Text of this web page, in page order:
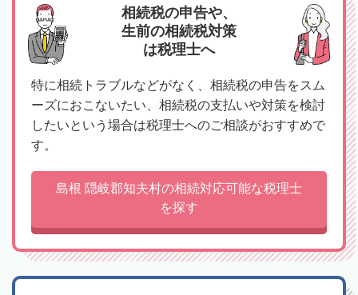
相続税の申告や、
生前の相続税対策
は税理士へ
特に相続トラブルなどがなく、相続税の申告をスム
ーズにおこないたい、相続税の支払いや対策を検討
したいという場合は税理士へのご相談がおすすめで
す。
島根 隠岐郡知夫村の相続対応可能な税理士
を探す